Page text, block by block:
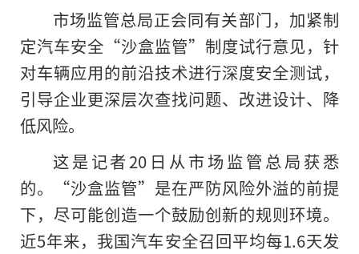
市场监管总局正会同有关部门，加紧制
定汽车安全“沙盒监管”制度试行意见，针
对车辆应用的前沿技术进行深度安全测试，
引导企业更深层次查找问题、改进设计、降
低风险。
这是记者20日从市场监管总局获悉
的。“沙盒监管”是在严防风险外溢的前提
下，尽可能创造一个鼓励创新的规则环境。
近5年来，我国汽车安全召回平均每1.6天发